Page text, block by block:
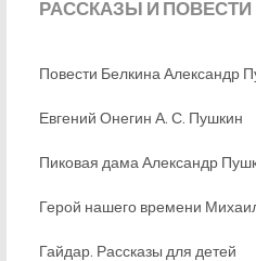
РАССКАЗЫ И ПОВЕСТИ
Повести Белкина Александр
Евгений Онегин А. С. Пушкин
Пиковая дама Александр
Герой нашего времени
Гайдар. Рассказы для детей